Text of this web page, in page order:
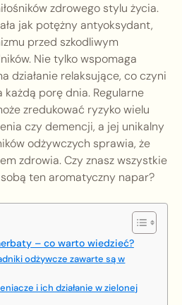
zdrowego stylu życia.
jak potężny antyoksydant,
przed szkodliwym
Nie tylko wspomaga
działanie relaksujące, co czyni
porę dnia. Regularne
zredukować ryzyko wielu
czy demencji, a jej unikalny
odżywczych sprawia, że
zdrowia. Czy znasz wszystkie
ten aromatyczny napar?
– co warto wiedzieć?
odżywcze zawarte są w
i ich działanie w zielonej